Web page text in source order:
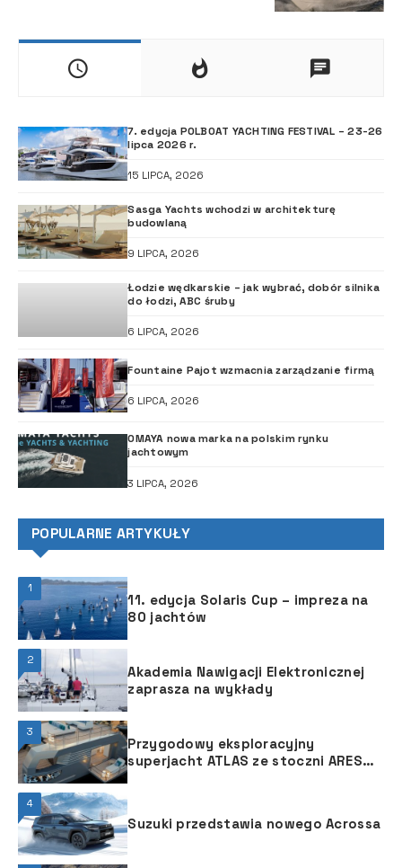
7. edycja POLBOAT YACHTING FESTIVAL – 23-26
lipca 2026 r.
15 LIPCA, 2026
Sasga Yachts wchodzi w architekturę
budowlaną
9 LIPCA, 2026
Łodzie wędkarskie – jak wybrać, dobór silnika
do łodzi, ABC śruby
6 LIPCA, 2026
Fountaine Pajot wzmacnia zarządzanie firmą
6 LIPCA, 2026
OMAYA nowa marka na polskim rynku
jachtowym
3 LIPCA, 2026
POPULARNE ARTYKUŁY
1
11. edycja Solaris Cup – impreza na
80 jachtów
2
Akademia Nawigacji Elektronicznej
zaprasza na wykłady
3
Przygodowy eksploracyjny
superjacht ATLAS ze stoczni ARES
4
Suzuki przedstawia nowego Acrossa